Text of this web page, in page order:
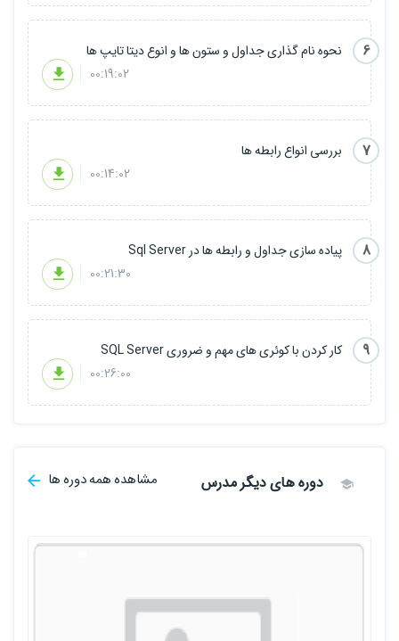
6
نحوه نام گذاری جداول و ستون ها و انوع دیتا تایپ ها
00:19:02
7
بررسی انواع رابطه ها
00:14:02
8
پیاده سازی جداول و رابطه ها در Sql Server
00:21:30
9
کار کردن با کوئری های مهم و ضروری SQL Server
00:26:00
دوره های دیگر مدرس مشاهده همه دوره ها